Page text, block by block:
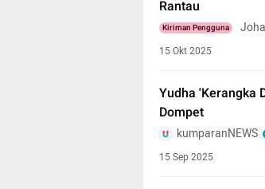
Rantau
Kiriman Pengguna
15 Okt 2025
Yudha 'Kerangka
Dompet
kumparanNEWS
15 Sep 2025